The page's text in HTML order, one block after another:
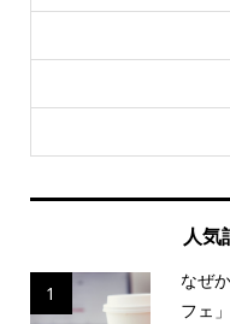
人気
1
なぜ
フェ